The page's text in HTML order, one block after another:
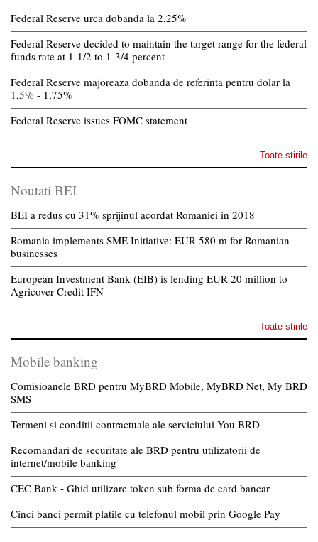
Federal Reserve urca dobanda la 2,25%
Federal Reserve decided to maintain the target range for the federal
funds rate at 1-1/2 to 1-3/4 percent
Federal Reserve majoreaza dobanda de referinta pentru dolar la
1,5% - 1,75%
Federal Reserve issues FOMC statement
Toate stirile
Noutati BEI
BEI a redus cu 31% sprijinul acordat Romaniei in 2018
Romania implements SME Initiative: EUR 580 m for Romanian
businesses
European Investment Bank (EIB) is lending EUR 20 million to
Agricover Credit IFN
Toate stirile
Mobile banking
Comisioanele BRD pentru MyBRD Mobile, MyBRD Net, My BRD
SMS
Termeni si conditii contractuale ale serviciului You BRD
Recomandari de securitate ale BRD pentru utilizatorii de
internet/mobile banking
CEC Bank - Ghid utilizare token sub forma de card bancar
Cinci banci permit platile cu telefonul mobil prin Google Pay